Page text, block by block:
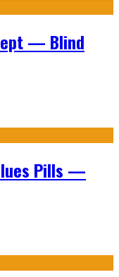
— Blind
Pills —